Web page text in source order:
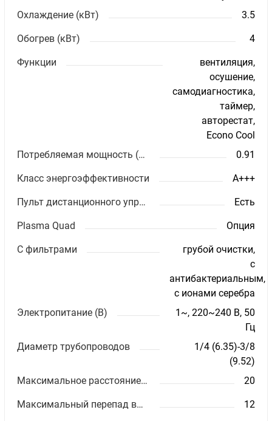
Охлаждение (кВт)
3.5
Обогрев (кВт) 4
Функции
вентиляция,
осушение,
самодиагностика,
таймер,
авторестат,
Econo Cool
Потребляемая мощность (кВт)
0.91
Класс энергоэффективности A+++
Пульт дистанционного управления Есть
Plasma Quad Опция
С фильтрами
грубой очистки,
с
антибактериальным,
с ионами серебра
Электропитание (В)
1~, 220~240 В, 50
Гц
Диаметр трубопроводов
1/4 (6.35)-3/8
(9.52)
Максимальное расстояние между блоками (м)
20
Максимальный перепад высот (м) 12